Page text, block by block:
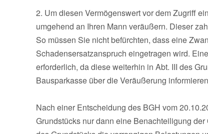
2. Um diesen Vermögenswert vor dem Zugriff
umgehend an Ihren Mann veräußern. Dieser
So müssen Sie nicht befürchten, dass eine
Schadensersatzanspruch eingetragen wird.
erforderlich, da diese weiterhin in Abt. III des
Bausparkasse über die Veräußerung
Nach einer Entscheidung des BGH vom
Grundstücks nur dann eine Benachteiligung